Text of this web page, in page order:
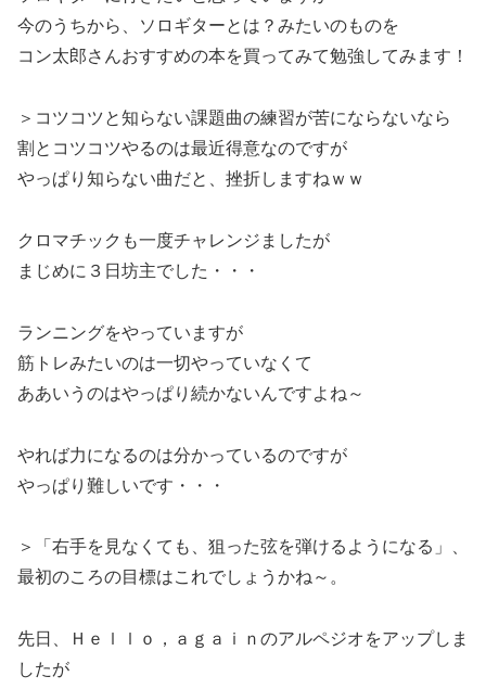
今のうちから、ソロギターとは？みたいのものを
コン太郎さんおすすめの本を買ってみて勉強してみます！
＞コツコツと知らない課題曲の練習が苦にならないなら
割とコツコツやるのは最近得意なのですが
やっぱり知らない曲だと、挫折しますねｗｗ
クロマチックも一度チャレンジましたが
まじめに３日坊主でした・・・
ランニングをやっていますが
筋トレみたいのは一切やっていなくて
ああいうのはやっぱり続かないんですよね～
やれば力になるのは分かっているのですが
やっぱり難しいです・・・
＞「右手を見なくても、狙った弦を弾けるようになる」、
最初のころの目標はこれでしょうかね～。
先日、Ｈｅｌｌｏ，ａｇａｉｎのアルペジオをアップしま
したが